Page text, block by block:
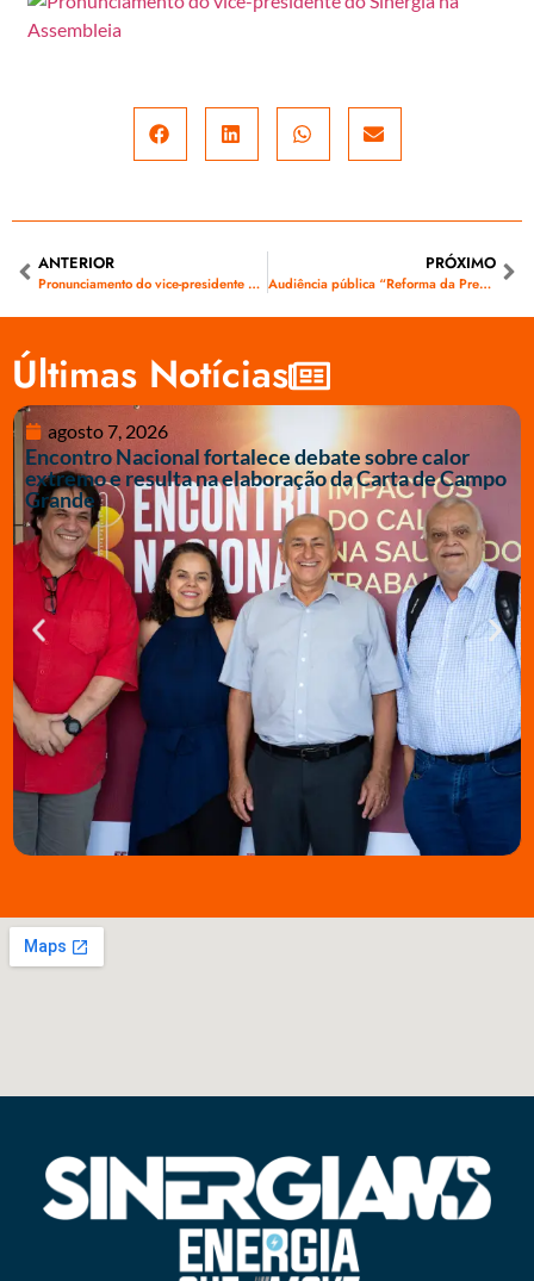
ANTERIOR
Pronunciamento do vice-presidente do Sinergia na Assembleia – FOTOS
PRÓXIMO
Audiência pública “Reforma da Previdência do Campo e da Cidade na AL”
Últimas Notícias
agosto 7, 2026
Encontro Nacional fortalece debate sobre calor
extremo e resulta na elaboração da Carta de Campo
Grande